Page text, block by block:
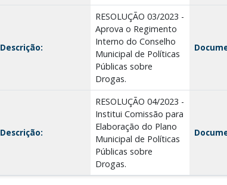
Descrição:
RESOLUÇÃO 03/2023 -
Aprova o Regimento
Interno do Conselho
Municipal de Políticas
Públicas sobre
Drogas.
Descrição:
RESOLUÇÃO 04/2023 -
Institui Comissão para
Elaboração do Plano
Municipal de Políticas
Públicas sobre
Drogas.